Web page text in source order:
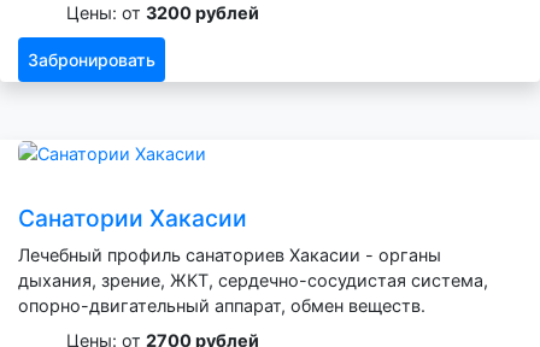
Цены: от 3200 рублей
Забронировать
Санатории Хакасии
Лечебный профиль санаториев Хакасии - органы
дыхания, зрение, ЖКТ, сердечно-сосудистая система,
опорно-двигательный аппарат, обмен веществ.
Цены: от 2700 рублей